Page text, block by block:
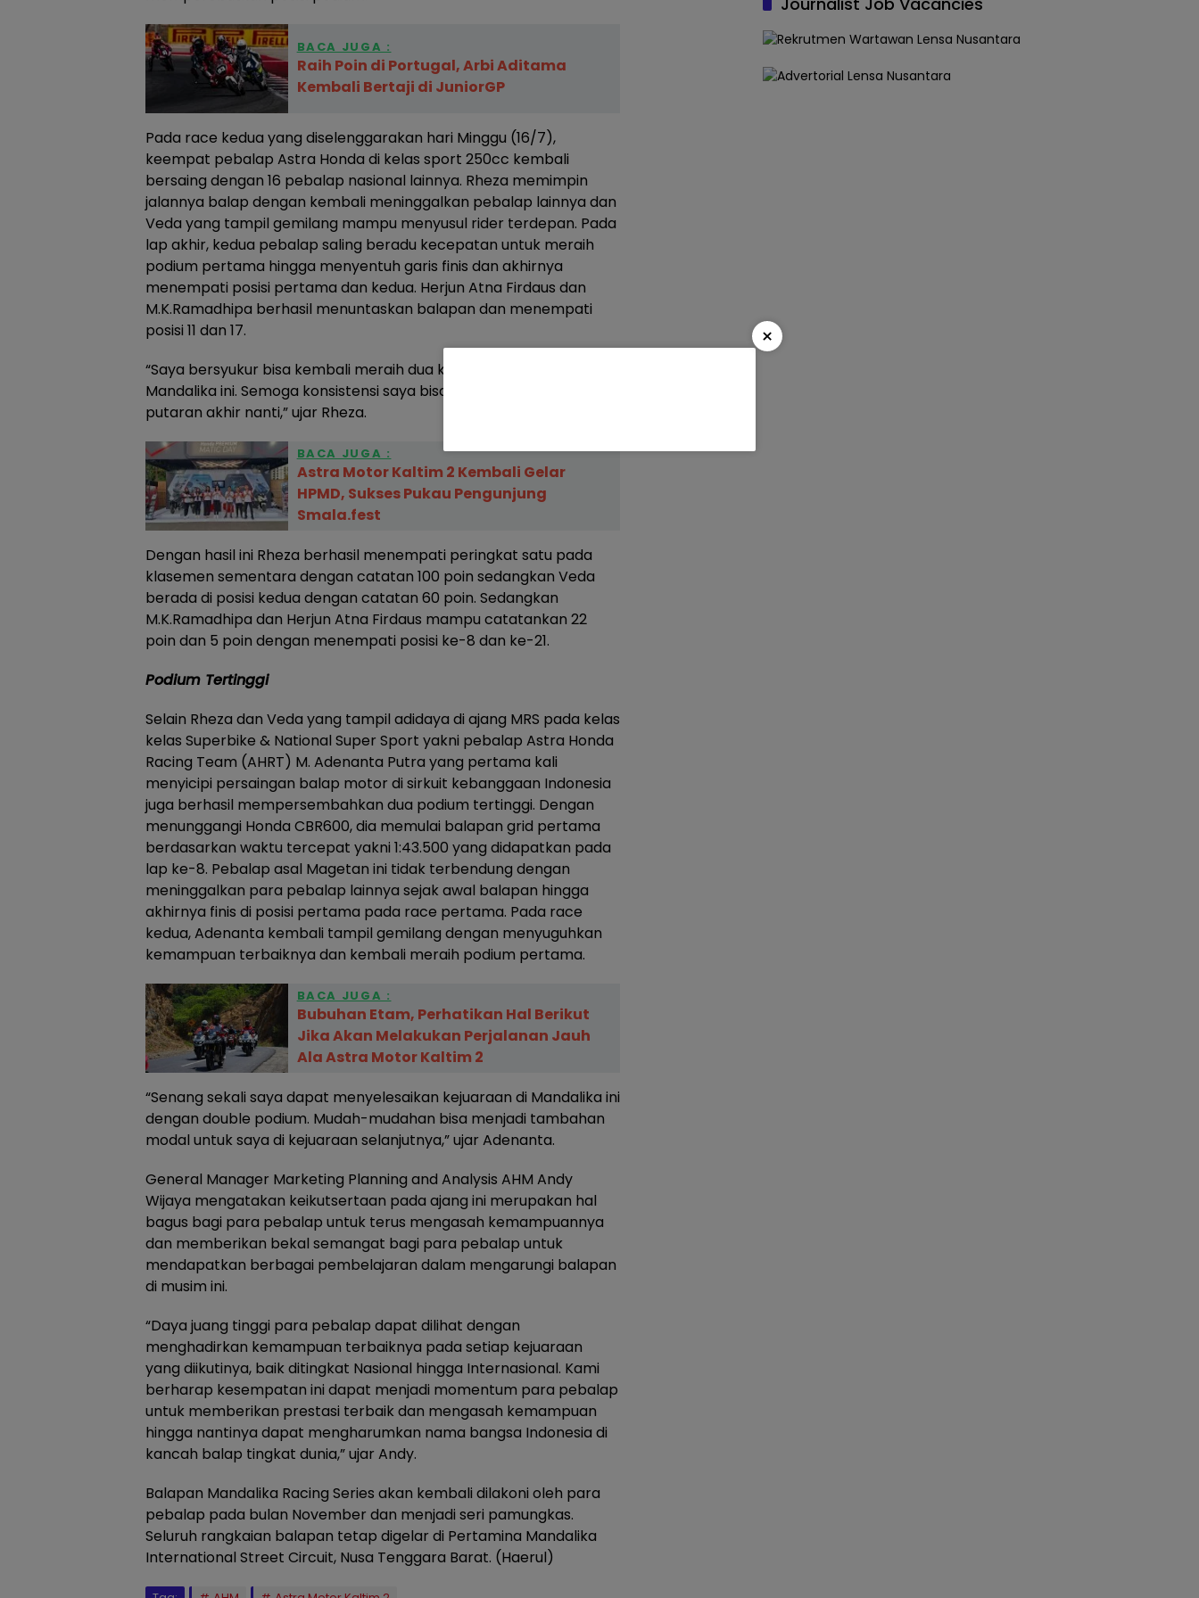
BACA JUGA :
Raih Poin di Portugal, Arbi Aditama
Kembali Bertaji di JuniorGP
Pada race kedua yang diselenggarakan hari Minggu (16/7),
keempat pebalap Astra Honda di kelas sport 250cc kembali
bersaing dengan 16 pebalap nasional lainnya. Rheza memimpin
jalannya balap dengan kembali meninggalkan pebalap lainnya dan
Veda yang tampil gemilang mampu menyusul rider terdepan. Pada
lap akhir, kedua pebalap saling beradu kecepatan untuk meraih
podium pertama hingga menyentuh garis finis dan akhirnya
menempati posisi pertama dan kedua. Herjun Atna Firdaus dan
M.K.Ramadhipa berhasil menuntaskan balapan dan menempati
posisi 11 dan 17.
“Saya bersyukur bisa kembali meraih dua kali podium tertinggi di
Mandalika ini. Semoga konsistensi saya bisa terus terjadi sampai
putaran akhir nanti,” ujar Rheza.
BACA JUGA :
Astra Motor Kaltim 2 Kembali Gelar
HPMD, Sukses Pukau Pengunjung
Smala.fest
Dengan hasil ini Rheza berhasil menempati peringkat satu pada
klasemen sementara dengan catatan 100 poin sedangkan Veda
berada di posisi kedua dengan catatan 60 poin. Sedangkan
M.K.Ramadhipa dan Herjun Atna Firdaus mampu catatankan 22
poin dan 5 poin dengan menempati posisi ke-8 dan ke-21.
Podium Tertinggi
Selain Rheza dan Veda yang tampil adidaya di ajang MRS pada kelas
kelas Superbike & National Super Sport yakni pebalap Astra Honda
Racing Team (AHRT) M. Adenanta Putra yang pertama kali
menyicipi persaingan balap motor di sirkuit kebanggaan Indonesia
juga berhasil mempersembahkan dua podium tertinggi. Dengan
menunggangi Honda CBR600, dia memulai balapan grid pertama
berdasarkan waktu tercepat yakni 1:43.500 yang didapatkan pada
lap ke-8. Pebalap asal Magetan ini tidak terbendung dengan
meninggalkan para pebalap lainnya sejak awal balapan hingga
akhirnya finis di posisi pertama pada race pertama. Pada race
kedua, Adenanta kembali tampil gemilang dengan menyuguhkan
kemampuan terbaiknya dan kembali meraih podium pertama.
BACA JUGA :
Bubuhan Etam, Perhatikan Hal Berikut
Jika Akan Melakukan Perjalanan Jauh
Ala Astra Motor Kaltim 2
“Senang sekali saya dapat menyelesaikan kejuaraan di Mandalika ini
dengan double podium. Mudah-mudahan bisa menjadi tambahan
modal untuk saya di kejuaraan selanjutnya,” ujar Adenanta.
General Manager Marketing Planning and Analysis AHM Andy
Wijaya mengatakan keikutsertaan pada ajang ini merupakan hal
bagus bagi para pebalap untuk terus mengasah kemampuannya
dan memberikan bekal semangat bagi para pebalap untuk
mendapatkan berbagai pembelajaran dalam mengarungi balapan
di musim ini.
“Daya juang tinggi para pebalap dapat dilihat dengan
menghadirkan kemampuan terbaiknya pada setiap kejuaraan
yang diikutinya, baik ditingkat Nasional hingga Internasional. Kami
berharap kesempatan ini dapat menjadi momentum para pebalap
untuk memberikan prestasi terbaik dan mengasah kemampuan
hingga nantinya dapat mengharumkan nama bangsa Indonesia di
kancah balap tingkat dunia,” ujar Andy.
Balapan Mandalika Racing Series akan kembali dilakoni oleh para
pebalap pada bulan November dan menjadi seri pamungkas.
Seluruh rangkaian balapan tetap digelar di Pertamina Mandalika
International Street Circuit, Nusa Tenggara Barat. (Haerul)
×